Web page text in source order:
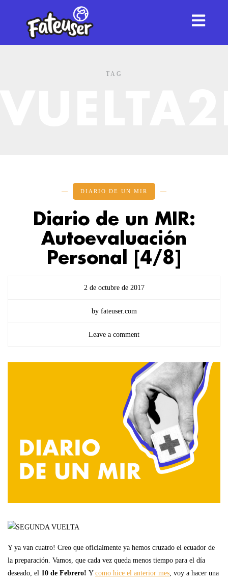
TAG
DIARIO DE UN MIR
Diario de un MIR:
Autoevaluación
Personal [4/8]
2 de octubre de 2017
by fateuser.com
Leave a comment
Y ya van cuatro! Creo que oficialmente ya hemos cruzado el ecuador de
la preparación. Vamos, que cada vez queda menos tiempo para el día
deseado, el 10 de Febrero! Y como hice el anterior mes, voy a hacer una